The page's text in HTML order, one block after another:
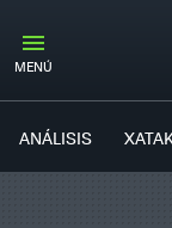
MENÚ
ANÁLISIS